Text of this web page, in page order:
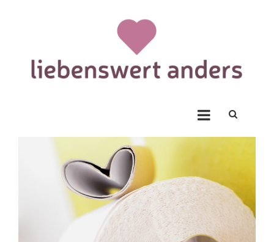
Liebenswert Anders